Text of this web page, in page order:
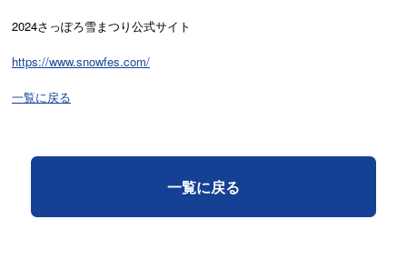
2024さっぽろ雪まつり公式サイト
https://www.snowfes.com/
一覧に戻る
一覧に戻る